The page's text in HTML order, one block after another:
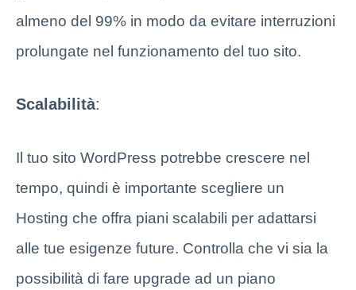
almeno del 99% in modo da evitare interruzioni
prolungate nel funzionamento del tuo sito.
Scalabilità:
Il tuo sito WordPress potrebbe crescere nel
tempo, quindi è importante scegliere un
Hosting che offra piani scalabili per adattarsi
alle tue esigenze future. Controlla che vi sia la
possibilità di fare upgrade ad un piano